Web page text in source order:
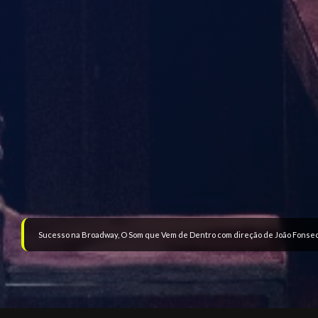
Sucesso na Broadway, O Som que Vem de Dentro com direção de João